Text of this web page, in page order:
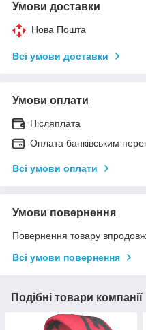
Умови доставки
Нова Пошта
Всі умови доставки
Умови оплати
Післяплата
Оплата банківським
Всі умови оплати
Умови повернення
Повернення товару
Всі умови повернення
Подібні товари компанії